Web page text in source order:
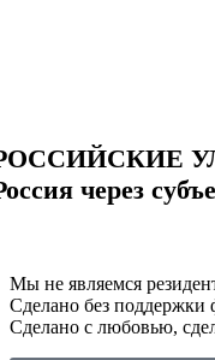
через
Мы не являемся
Сделано без поддержки
Сделано с любовью,